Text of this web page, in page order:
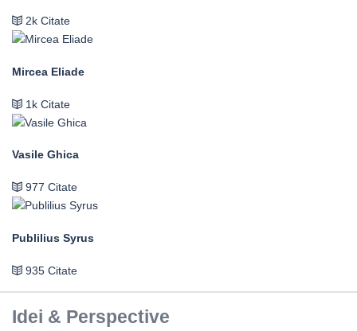
2k Citate
Mircea Eliade
1k Citate
Vasile Ghica
977 Citate
Publilius Syrus
935 Citate
Idei & Perspective